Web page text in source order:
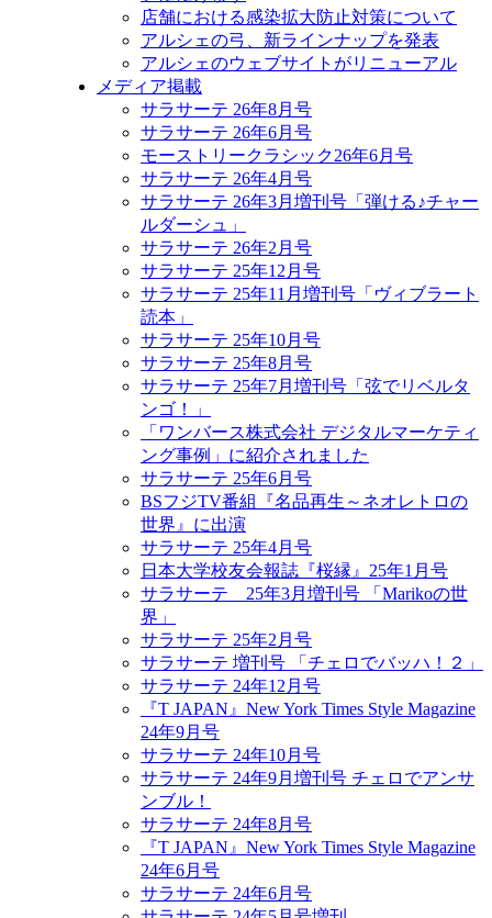
店舗における感染拡大防止対策について
アルシェの弓、新ラインナップを発表
アルシェのウェブサイトがリニューアル
メディア掲載
サラサーテ 26年8月号
サラサーテ 26年6月号
モーストリークラシック26年6月号
サラサーテ 26年4月号
サラサーテ 26年3月増刊号「弾ける♪チャー
ルダーシュ」
サラサーテ 26年2月号
サラサーテ 25年12月号
サラサーテ 25年11月増刊号「ヴィブラート
読本」
サラサーテ 25年10月号
サラサーテ 25年8月号
サラサーテ 25年7月増刊号「弦でリベルタ
ンゴ！」
「ワンバース株式会社 デジタルマーケティ
ング事例」に紹介されました
サラサーテ 25年6月号
BSフジTV番組『名品再生～ネオレトロの
世界』に出演
サラサーテ 25年4月号
日本大学校友会報誌『桜縁』25年1月号
サラサーテ 25年3月増刊号 「Marikoの世
界」
サラサーテ 25年2月号
サラサーテ 増刊号 「チェロでバッハ！２」
サラサーテ 24年12月号
『T JAPAN』New York Times Style Magazine
24年9月号
サラサーテ 24年10月号
サラサーテ 24年9月増刊号 チェロでアンサ
ンブル！
サラサーテ 24年8月号
『T JAPAN』New York Times Style Magazine
24年6月号
サラサーテ 24年6月号